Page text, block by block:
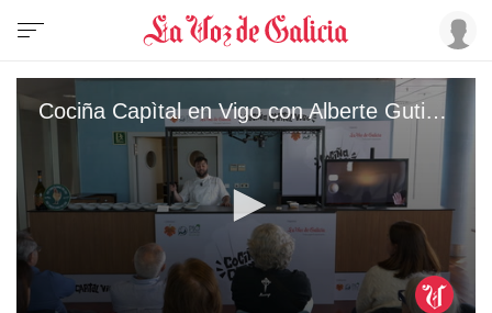
Cociña Capìtal en Vigo con Alberte Gutiérrez